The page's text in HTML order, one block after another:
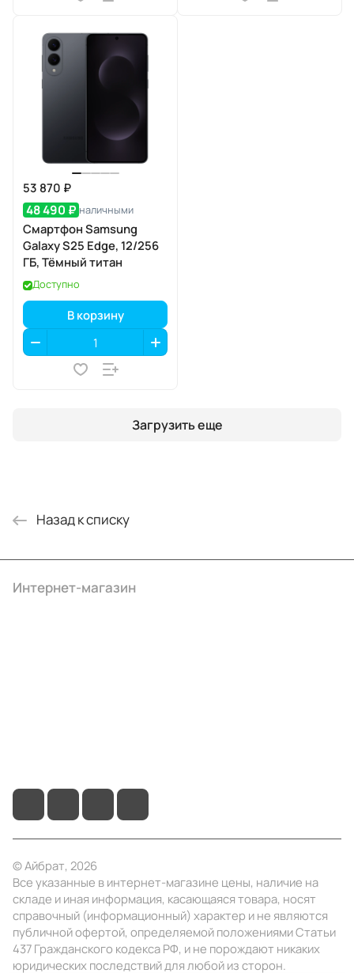
53 870 ₽
48 490 ₽ наличными
Смартфон Samsung
Galaxy S25 Edge, 12/256
ГБ, Тёмный титан
Доступно
В корзину
Загрузить еще
Назад к списку
Интернет-магазин
© Айбрат, 2026
Все указанные в интернет-магазине цены, наличие на
складе и иная информация, касающаяся товара, носят
справочный (информационный) характер и не являются
публичной офертой, определяемой положениями Статьи
437 Гражданского кодекса РФ, и не порождают никаких
юридических последствий для любой из сторон.